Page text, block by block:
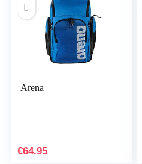
Arena
€64.95